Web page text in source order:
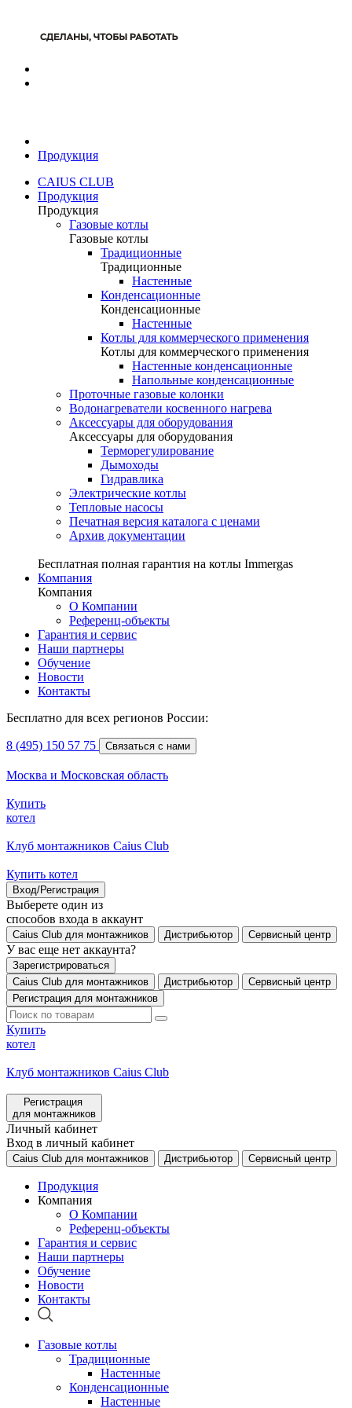
Продукция
CAIUS CLUB
Продукция
Продукция
Газовые котлы
Газовые котлы
Традиционные
Традиционные
Настенные
Конденсационные
Конденсационные
Настенные
Котлы для коммерческого применения
Котлы для коммерческого применения
Настенные конденсационные
Напольные конденсационные
Проточные газовые колонки
Водонагреватели косвенного нагрева
Аксессуары для оборудования
Аксессуары для оборудования
Терморегулирование
Дымоходы
Гидравлика
Электрические котлы
Тепловые насосы
Печатная версия каталога с ценами
Архив документации
Бесплатная полная гарантия на котлы Immergas
Компания
Компания
О Компании
Референц-объекты
Гарантия и сервис
Наши партнеры
Обучение
Новости
Контакты
Бесплатно для всех регионов России:
8 (495) 150 57 75 Связаться с нами
Москва и Московская область
Купить
котел
Клуб монтажников Caius Club
Купить котел
Вход/Регистрация
Выберете один из
способов входа в аккаунт
Caius Club для монтажников Дистрибьютор Сервисный центр
У вас еще нет аккаунта?
Зарегистрироваться
Caius Club для монтажников
Дистрибьютор
Сервисный центр
Регистрация для монтажников
Купить
котел
Клуб монтажников Caius Club
Регистрация
для монтажников
Личный кабинет
Вход в личный кабинет
Caius Club для монтажников Дистрибьютор Сервисный центр
Продукция
Компания
О Компании
Референц-объекты
Гарантия и сервис
Наши партнеры
Обучение
Новости
Контакты
Газовые котлы
Традиционные
Настенные
Конденсационные
Настенные